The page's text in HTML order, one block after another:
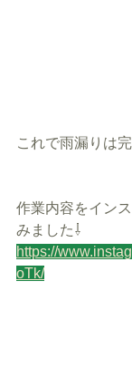
これで雨漏りは
作業内容をイン
みました⇩
https://
oTk/